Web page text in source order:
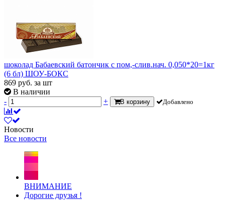
шоколад Бабаевский батончик с пом,-слив.нач. 0,050*20=1кг
(6 бл) ШОУ-БОКС
869 руб. за шт
В наличии
-
+ В корзину Добавлено
Новости
Все новости
ВНИМАНИЕ
Дорогие друзья !